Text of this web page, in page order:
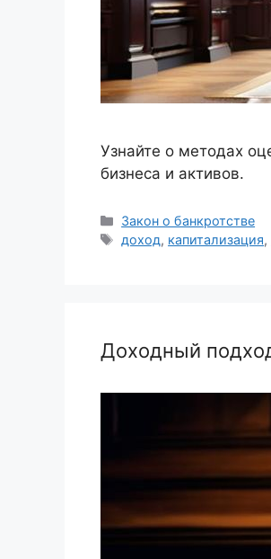
Узнайте о методах
бизнеса и активов.
Рубрики
Закон о банкротстве
Метки
доход, капитализация,
Доходный